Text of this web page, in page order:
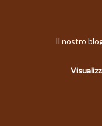
Il nostro